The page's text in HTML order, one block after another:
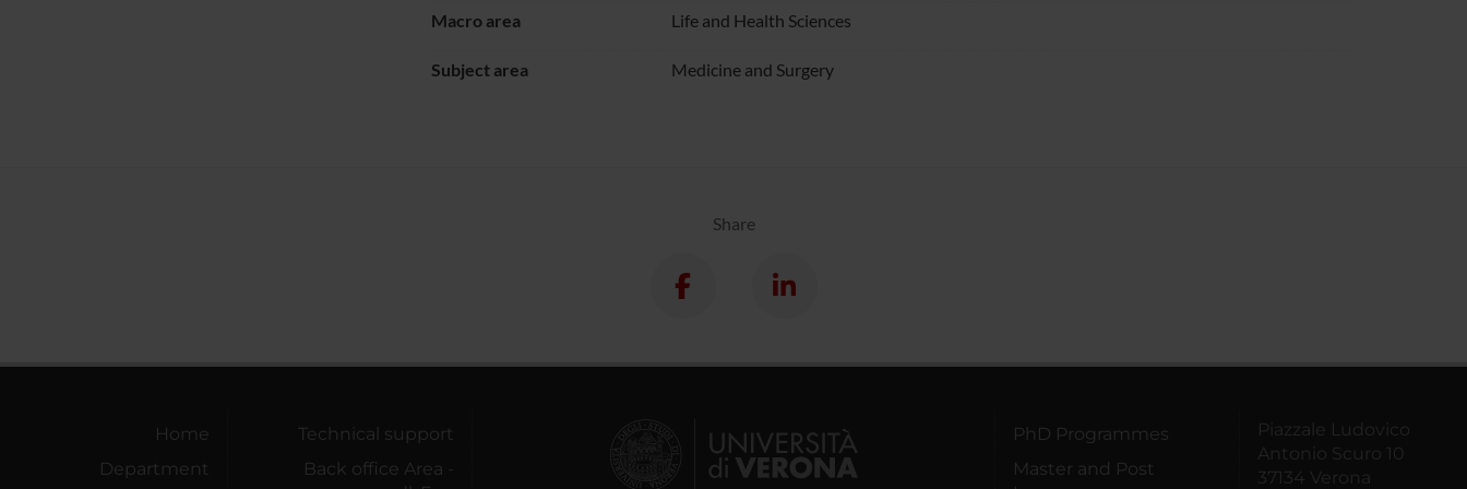
Macro area Life and Health Sciences
Subject area Medicine and Surgery
Share
Home
Department
Technical support
Back office Area -
PhD Programmes
Master and Post
Piazzale Ludovico
Antonio Scuro 10
37134 Verona